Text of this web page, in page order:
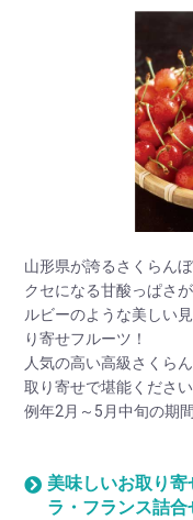
山形県が誇るさくらん
クセになる甘酸っぱさが
ルビーのような美しい
り寄せフルーツ！
人気の高い高級さくら
取り寄せで堪能ください
例年2月～5月中旬の期
美味しいお取り
ラ・フランス詰合